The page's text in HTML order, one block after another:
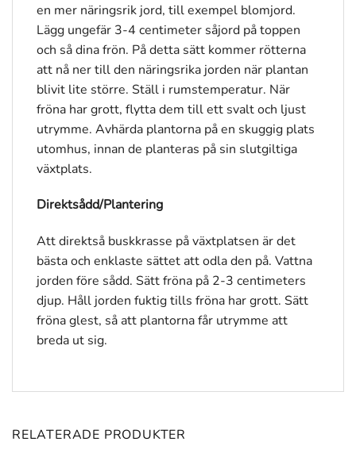
en mer näringsrik jord, till exempel blomjord.
Lägg ungefär 3-4 centimeter såjord på toppen
och så dina frön. På detta sätt kommer rötterna
att nå ner till den näringsrika jorden när plantan
blivit lite större. Ställ i rumstemperatur. När
fröna har grott, flytta dem till ett svalt och ljust
utrymme. Avhärda plantorna på en skuggig plats
utomhus, innan de planteras på sin slutgiltiga
växtplats.
Direktsådd/Plantering
Att direktså buskkrasse på växtplatsen är det
bästa och enklaste sättet att odla den på. Vattna
jorden före sådd. Sätt fröna på 2-3 centimeters
djup. Håll jorden fuktig tills fröna har grott. Sätt
fröna glest, så att plantorna får utrymme att
breda ut sig.
RELATERADE PRODUKTER